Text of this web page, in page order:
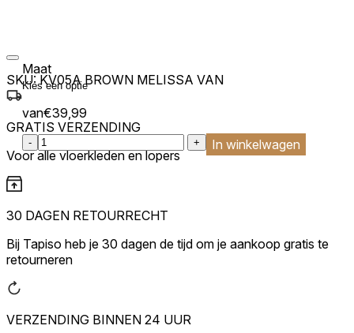
Maat
van€39,99
:product_name quantity
- + In winkelwagen
SKU:KV05A BROWN MELISSA VAN
GRATIS VERZENDING
Voor alle vloerkleden en lopers
30 DAGEN RETOURRECHT
Bij Tapiso heb je 30 dagen de tijd om je aankoop gratis te
retourneren
VERZENDING BINNEN 24 UUR